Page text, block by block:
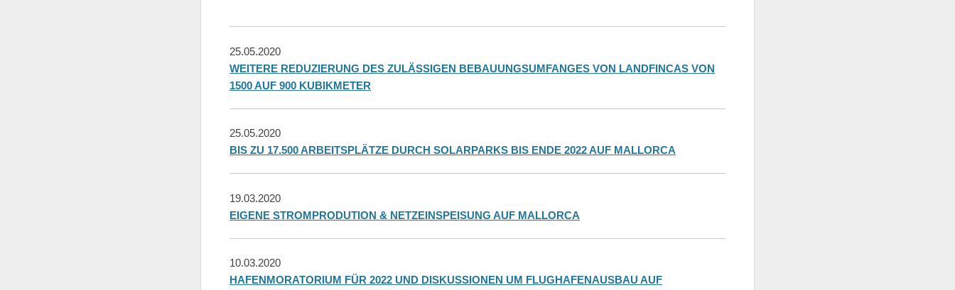
25.05.2020
WEITERE REDUZIERUNG DES ZULÄSSIGEN BEBAUUNGSUMFANGES VON LANDFINCAS VON
1500 AUF 900 KUBIKMETER
25.05.2020
BIS ZU 17.500 ARBEITSPLÄTZE DURCH SOLARPARKS BIS ENDE 2022 AUF MALLORCA
19.03.2020
EIGENE STROMPRODUTION & NETZEINSPEISUNG AUF MALLORCA
10.03.2020
HAFENMORATORIUM FÜR 2022 UND DISKUSSIONEN UM FLUGHAFENAUSBAU AUF